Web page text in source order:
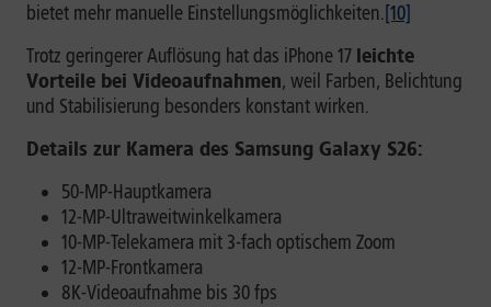
bietet mehr manuelle Einstellungsmöglichkeiten.[10]
Trotz geringerer Auflösung hat das iPhone 17 leichte
Vorteile bei Videoaufnahmen, weil Farben, Belichtung
und Stabilisierung besonders konstant wirken.
Details zur Kamera des Samsung Galaxy S26:
50-MP-Hauptkamera
12-MP-Ultraweitwinkelkamera
10-MP-Telekamera mit 3-fach optischem Zoom
12-MP-Frontkamera
8K-Videoaufnahme bis 30 fps